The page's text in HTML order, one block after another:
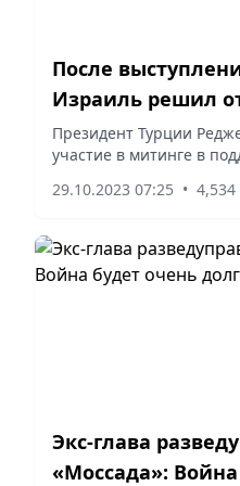
После
Израиль решил
дипломатов из
Президент Турции
участие в митинге в
29.10.2023 07:25 • 4,534
Экс-глава
«Моссада»: